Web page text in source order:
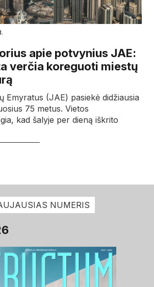
apie potvynius JAE:
verčia koreguoti miestų
Emyratus (JAE) pasiekė didžiausia
75 metus. Vietos
kad šalyje per dieną iškrito
NUMERIS